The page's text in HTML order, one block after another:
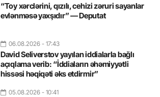
“Toy xərclərini, qızılı, cehizi zəruri sayanlar
evlənməsə yaxşıdır” — Deputat
06.08.2026 - 17:43
David Seliverstov yayılan iddialarla bağlı
açıqlama verib: “İddiaların əhəmiyyətli
hissəsi həqiqəti əks etdirmir”
05.08.2026 - 10:41